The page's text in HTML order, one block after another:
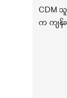
CDM
က ကျန်း